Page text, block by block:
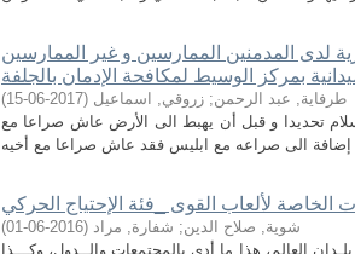
لدى المدمنين الممارسين و غير الممارسين
بمركز الوسيط لمكافحة الإدمان بالجلفة
طرفاية, عبد الرحمن; زروقي, اسماعيل (
2017-06-15
)
تحديدا و قبل أن يهبط الى الأرض عاش صراعا مع
الخاصة لألعاب القوى _فئة الإحتياج الحركي
شوية, صلاح الدين; شفارة, مراد (
2016-06-01
)
العالم، هذا ما أدى بالمجتمعات والــدول، وكـــذا